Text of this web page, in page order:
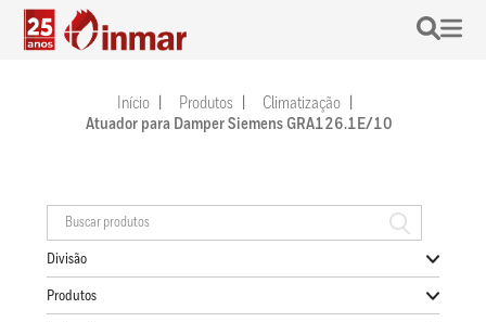
Início Produtos
Climatização
Atuador para Damper Siemens GRA126.1E/10
Divisão
Produtos